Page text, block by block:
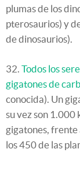
plumas de los
pterosaurios) y
de dinosaurios).
32. Todos los
gigatones de
conocida). Un
su vez son 1.000
gigatones, frente
los 450 de las